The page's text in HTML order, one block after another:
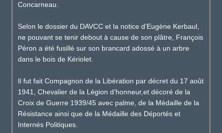
Concarneau.
Selon le dossier du DAVCC et la notice d’Eugène Kerbaul,
ne pouvant se tenir debout à cause de son plâtre, François
Péron a été fusillé sur son brancard adossé à un arbre
dans le bois de Kériolet.
Il fut fait Compagnon de la Libération par décret du 17 août
1941, Chevalier de la Légion d’honneur,et décoré de la
Croix de Guerre 1939/45 avec palme, de la Médaille de la
Résistance ainsi que de la Médaille des Déportés et
Internés Politiques.